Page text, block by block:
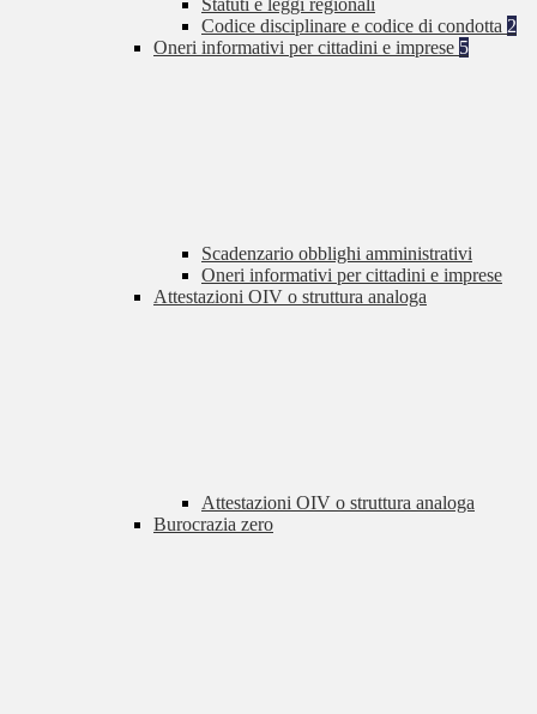
Statuti e leggi regionali
Codice disciplinare e codice di condotta 2
Oneri informativi per cittadini e imprese 5
Scadenzario obblighi amministrativi
Oneri informativi per cittadini e imprese
Attestazioni OIV o struttura analoga
Attestazioni OIV o struttura analoga
Burocrazia zero